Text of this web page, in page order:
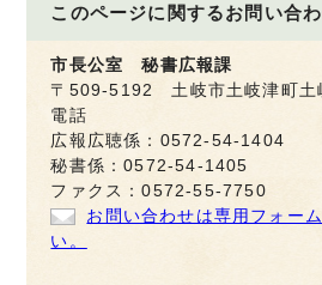
このページに関するお問い合
市長公室 秘書広報課
〒509-5192 土岐市土岐津町土
電話
広報広聴係：0572-54-1404
秘書係：0572-54-1405
ファクス：0572-55-7750
お問い合わせは専用フォー
い。